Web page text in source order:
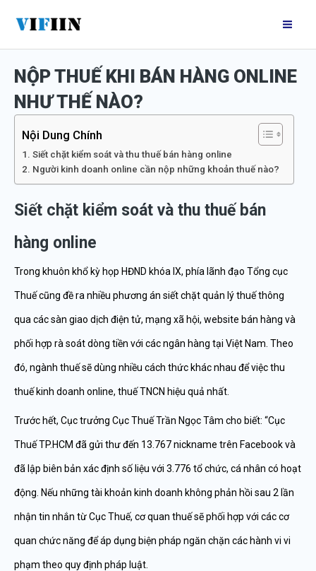
nội
dungNỘP THUẾ KHI BÁN HÀNG ONLINE
NHƯ THẾ NÀO?
Nội Dung Chính
Siết chặt kiểm soát và thu thuế bán hàng online
Người kinh doanh online cần nộp những khoản thuế nào?
Siết chặt kiểm soát và thu thuế bán
hàng online
Trong khuôn khổ kỳ họp HĐND khóa IX, phía lãnh đạo Tổng cục
Thuế cũng đề ra nhiều phương án siết chặt quản lý thuế thông
qua các sàn giao dịch điện tử, mạng xã hội, website bán hàng và
phối hợp rà soát dòng tiền với các ngân hàng tại Việt Nam. Theo
đó, ngành thuế sẽ dùng nhiều cách thức khác nhau để việc thu
thuế kinh doanh online, thuế TNCN hiệu quả nhất.
Trước hết, Cục trưởng Cục Thuế Trần Ngọc Tâm cho biết: “Cục
Thuế TP.HCM đã gửi thư đến 13.767 nickname trên Facebook và
đã lập biên bản xác định số liệu với 3.776 tổ chức, cá nhân có hoạt
động. Nếu những tài khoản kinh doanh không phản hồi sau 2 lần
nhận tin nhắn từ Cục Thuế, cơ quan thuế sẽ phối hợp với các cơ
quan chức năng để áp dụng biện pháp ngăn chặn các hành vi vi
phạm theo quy định pháp luật.